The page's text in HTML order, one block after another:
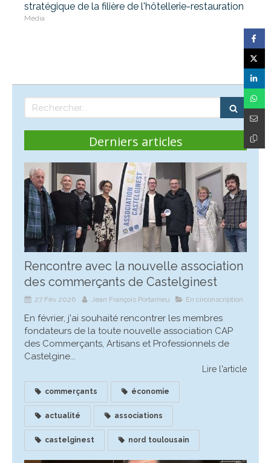
stratégique de la filière de l'hôtellerie-restauration
Média
Rechercher
Derniers articles
Rencontre avec la nouvelle association
des commerçants de Castelginest
27 Fév 2026 Jean François Portarrieu En circonscription
En février, j'ai souhaité rencontrer les membres
fondateurs de la toute nouvelle association CAP
des Commerçants, Artisans et Professionnels de
Castelgine...
Lire l'article
commerçants économie
actualité associations
castelginest nord toulousain